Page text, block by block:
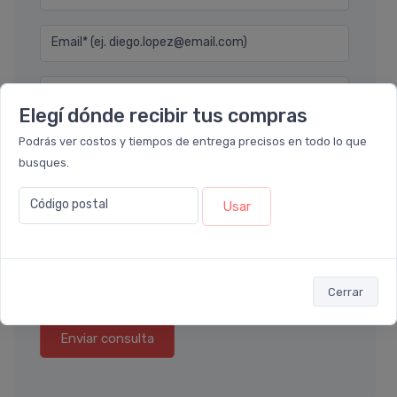
Elegí dónde recibir tus compras
Podrás ver costos y tiempos de entrega precisos en todo lo que
busques.
Código postal Usar
Cerrar
Email* (ej. diego.lopez@email.com)
Ubicación
Por favor describa en detalle su solicitud
Enviar consulta